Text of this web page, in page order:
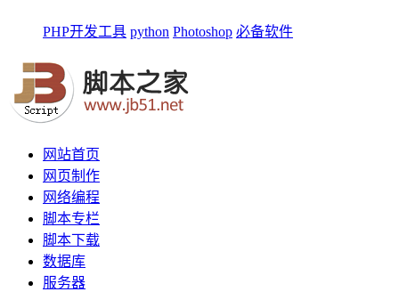
PHP开发工具 python Photoshop 必备软件
网站首页
网页制作
网络编程
脚本专栏
脚本下载
数据库
服务器